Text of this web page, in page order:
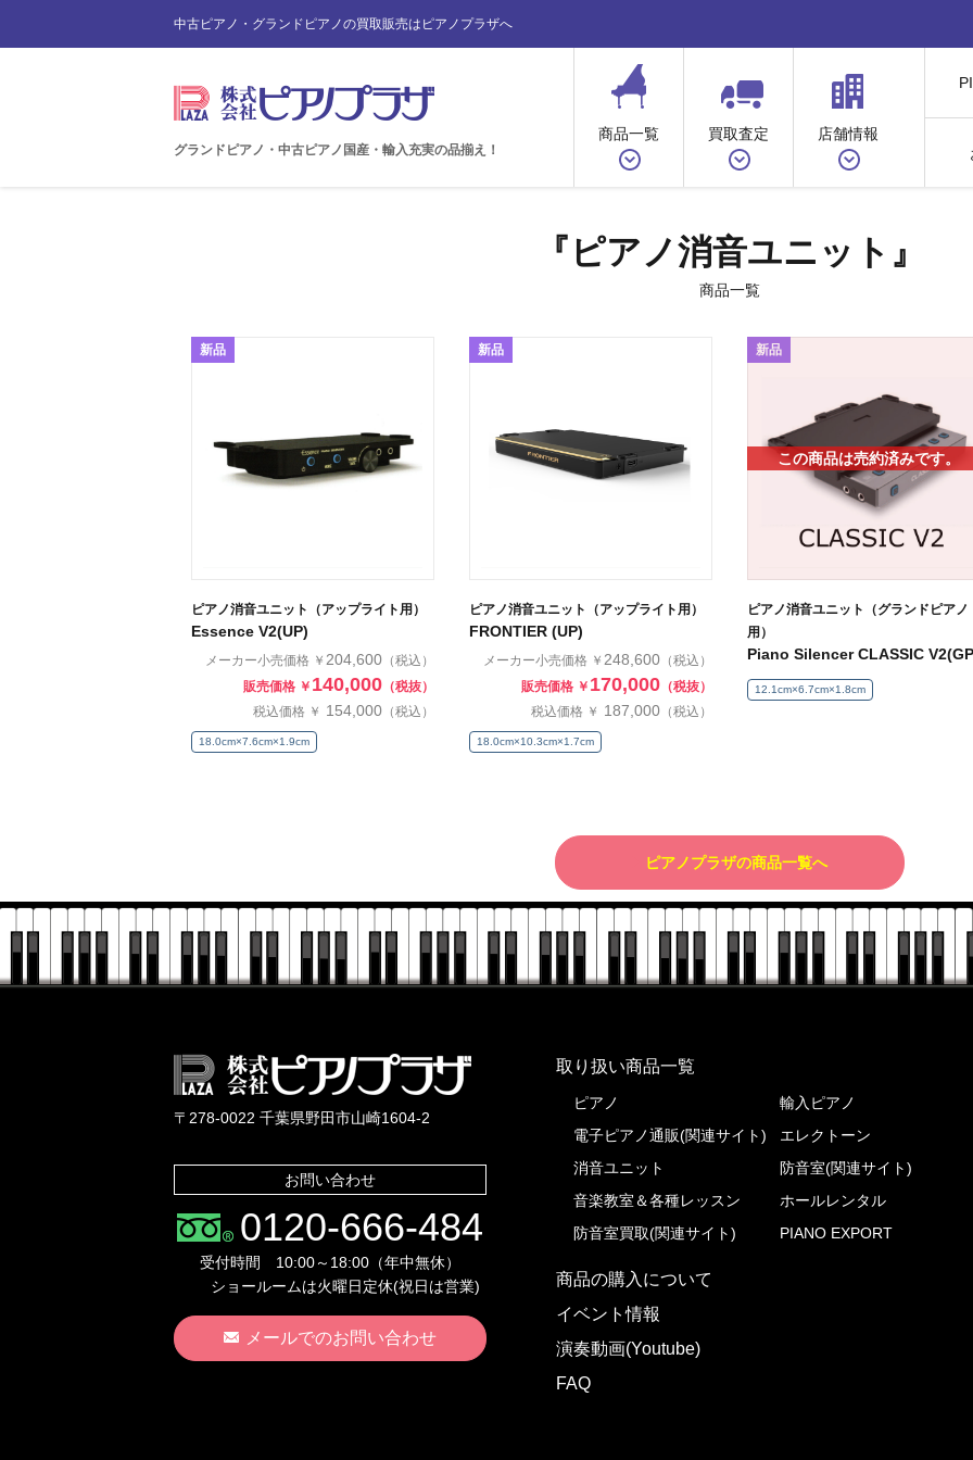
中古ピアノ・グランドピアノの買取販売はピアノプラザへ
グランドピアノ・中古ピアノ国産・輸入充実の品揃え！
商品一覧 買取査定 店舗情報
『ピアノ消音ユニット』
商品一覧
新品
ピアノ消音ユニット（アップライト用）
Essence V2(UP)
メーカー小売価格 ￥ 204,600 （税込）
販売価格 ￥ 140,000 （税抜）
税込価格 ￥ 154,000 （税込）
18.0cm×7.6cm×1.9cm
新品
ピアノ消音ユニット（アップライト用）
FRONTIER (UP)
メーカー小売価格 ￥ 248,600 （税込）
販売価格 ￥ 170,000 （税抜）
税込価格 ￥ 187,000 （税込）
18.0cm×10.3cm×1.7cm
この商品は売約済みです。
新品
ピアノ消音ユニット（グランドピアノ
用）
Piano Silencer CLASSIC
12.1cm×6.7cm×1.8cm
ピアノプラザの商品一覧へ
株式会社ピアノプラザ
〒278-0022 千葉県野田市山崎1604-2
お問い合わせ
0120-666-484
受付時間 10:00～18:00（年中無休）
ショールームは火曜日定休(祝日は営業)
メールでのお問い合わせ
取り扱い商品一覧
ピアノ
輸入ピアノ
電子ピアノ通販(関連サイト)
エレクトーン
消音ユニット
防音室(関連サイト)
音楽教室＆各種レッスン
ホールレンタル
防音室買取(関連サイト)
PIANO EXPORT
商品の購入について
イベント情報
演奏動画(Youtube)
FAQ